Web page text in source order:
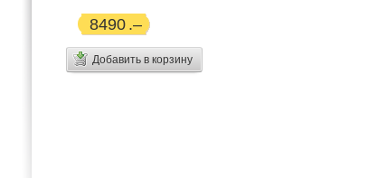
8490
Добавить в корзину